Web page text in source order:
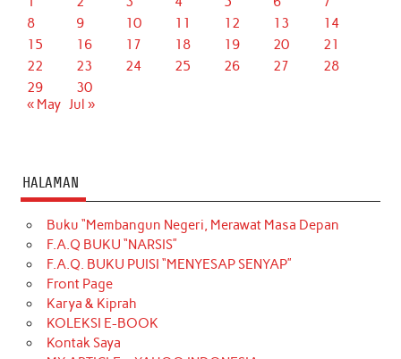
8
9 10 11 12 13
14
15
16 17 18 19 20
21
22
23 24 25 26 27
28
29
30
« May Jul »
HALAMAN
Buku “Membangun Negeri, Merawat Masa Depan
F.A.Q BUKU “NARSIS”
F.A.Q. BUKU PUISI “MENYESAP SENYAP”
Front Page
Karya & Kiprah
KOLEKSI E-BOOK
Kontak Saya